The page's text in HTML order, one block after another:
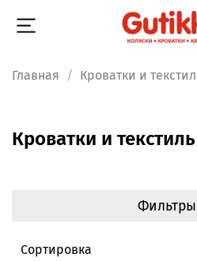
Главная Кроватки и
Кроватки и текстиль
Фильтры